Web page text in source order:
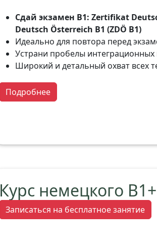
Сдай экзамен B1: Zertifikat
Deutsch Österreich B1 (ZDÖ B1)
Идеально для повтора перед
Устрани пробелы интеграционных
Широкий и детальный охват всех
Подробнее
Курс немецкого
Записаться на бесплатное занятие